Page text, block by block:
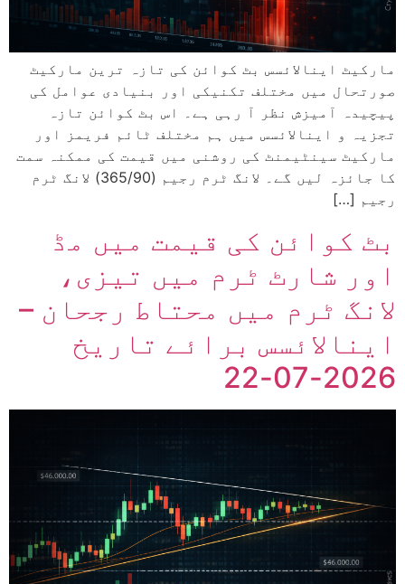
مارکیٹ اینالائسس بٹ کوائن کی تازہ ترین مارکیٹ
صورتحال میں مختلف تکنیکی اور بنیادی عوامل کی
پیچیدہ آمیزش نظر آ رہی ہے۔ اس بٹ کوائن تازہ
تجزیہ و اینالائسس میں ہم مختلف ٹائم فریمز اور
مارکیٹ سینٹیمنٹ کی روشنی میں قیمت کی ممکنہ سمت
کا جائزہ لیں گے۔ لانگ ٹرم رجیم (365/90) لانگ ٹرم
رجیم […]
بٹ کوائن کی قیمت میں مڈ
اور شارٹ ٹرم میں تیزی،
لانگ ٹرم میں محتاط رجحان –
اینالائسس برائے تاریخ
2026-07-22